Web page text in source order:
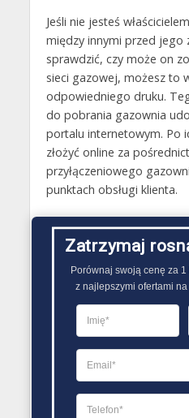
Jeśli nie jesteś
między innymi przed jego
sprawdzić, czy może on
sieci gazowej, możesz to
odpowiedniego druku.
do pobrania gazownia
portalu internetowym. Po
złożyć online za
przyłączeniowego
punktach obsługi klienta.
Gazy techniczne Witnica
Butle gazowe Witnica
Gaz płynny Witnica
LPG Witnica
Dostawcy gazu Witnica
PORÓWNYWARKA
Zatrzymaj
Porównaj swoją cenę za
z najlepszymi ofertami